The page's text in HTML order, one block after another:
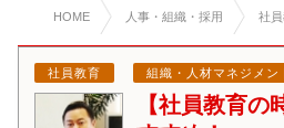
HOME 人事・組織・採用 社
社員教育 組織・人材マネジメン
【社員教育